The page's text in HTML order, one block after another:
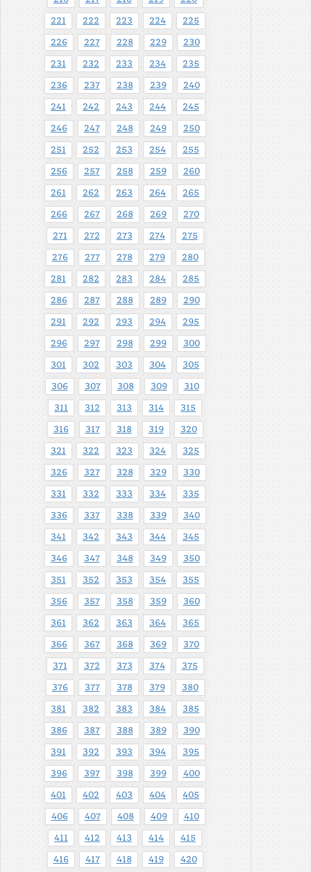
221 222 223 224 225
226 227 228 229 230
231 232 233 234 235
236 237 238 239 240
241 242 243 244 245
246 247 248 249 250
251 252 253 254 255
256 257 258 259 260
261 262 263 264 265
266 267 268 269 270
271 272 273 274 275
276 277 278 279 280
281 282 283 284 285
286 287 288 289 290
291 292 293 294 295
296 297 298 299 300
301 302 303 304 305
306 307 308 309 310
311 312 313 314 315
316 317 318 319 320
321 322 323 324 325
326 327 328 329 330
331 332 333 334 335
336 337 338 339 340
341 342 343 344 345
346 347 348 349 350
351 352 353 354 355
356 357 358 359 360
361 362 363 364 365
366 367 368 369 370
371 372 373 374 375
376 377 378 379 380
381 382 383 384 385
386 387 388 389 390
391 392 393 394 395
396 397 398 399 400
401 402 403 404 405
406 407 408 409 410
411 412 413 414 415
416 417 418 419 420